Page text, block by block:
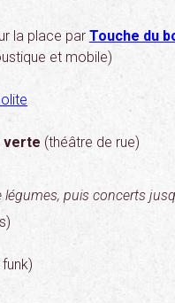
la place par Touche du
et mobile)
verte (théâtre de rue)
puis concerts